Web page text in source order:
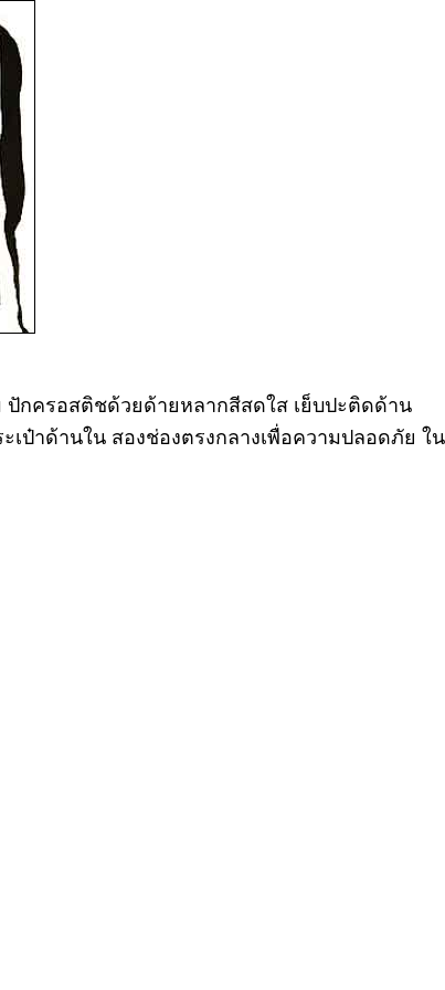
กครอสติชด้วยด้ายหลากสีสดใส เย็บปะติดด้าน
เป๋าด้านใน สองช่องตรงกลางเพื่อความปลอดภัย ใน